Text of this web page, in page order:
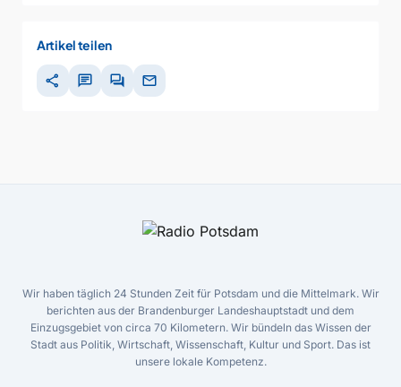
Artikel teilen
share chat forum mail
Wir haben täglich 24 Stunden Zeit für Potsdam und die Mittelmark. Wir
berichten aus der Brandenburger Landeshauptstadt und dem
Einzugsgebiet von circa 70 Kilometern. Wir bündeln das Wissen der
Stadt aus Politik, Wirtschaft, Wissenschaft, Kultur und Sport. Das ist
unsere lokale Kompetenz.